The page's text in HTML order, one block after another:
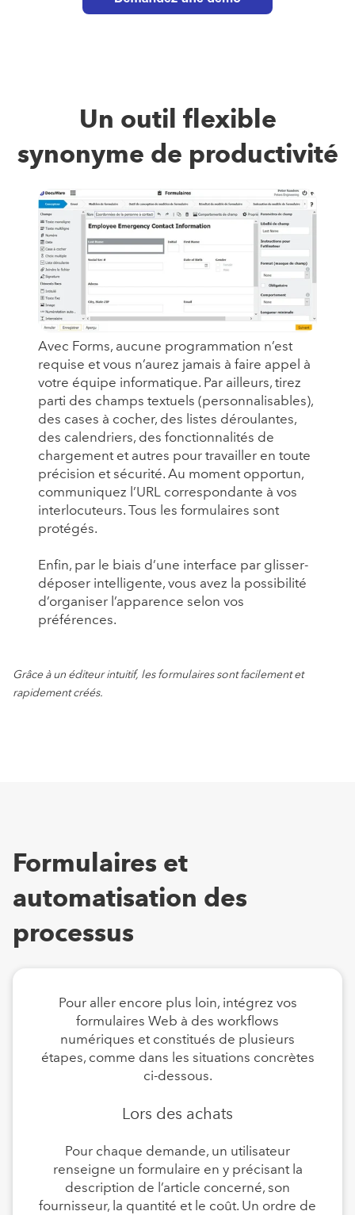
Un outil flexible
synonyme de productivité
Avec Forms, aucune programmation n’est
requise et vous n’aurez jamais à faire appel à
votre équipe informatique. Par ailleurs, tirez
parti des champs textuels (personnalisables),
des cases à cocher, des listes déroulantes,
des calendriers, des fonctionnalités de
chargement et autres pour travailler en toute
précision et sécurité. Au moment opportun,
communiquez l’URL correspondante à vos
interlocuteurs. Tous les formulaires sont
protégés.
Enfin, par le biais d’une interface par glisser-
déposer intelligente, vous avez la possibilité
d’organiser l’apparence selon vos
préférences.
Grâce à un éditeur intuitif, les formulaires sont facilement et
rapidement créés.
Formulaires et
automatisation des
processus
Pour aller encore plus loin, intégrez vos
formulaires Web à des workflows
numériques et constitués de plusieurs
étapes, comme dans les situations concrètes
ci-dessous.
Lors des achats
Pour chaque demande, un utilisateur
renseigne un formulaire en y précisant la
description de l’article concerné, son
fournisseur, la quantité et le coût. Un ordre de